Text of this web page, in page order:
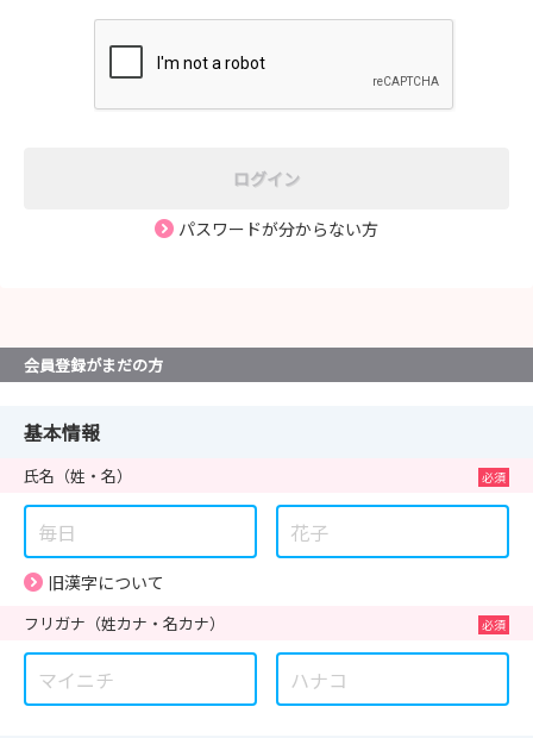
ログイン
パスワードが分からない方
会員登録がまだの方
基本情報
氏名 （姓・名）
旧漢字について
フリガナ （姓カナ・名カナ）